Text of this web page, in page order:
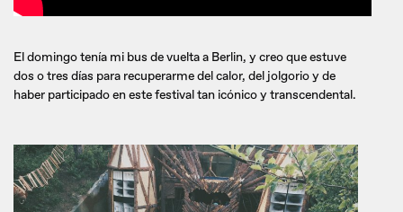
El domingo tenía mi bus de vuelta a Berlin, y creo que estuve
dos o tres días para recuperarme del calor, del jolgorio y de
haber participado en este festival tan icónico y transcendental.